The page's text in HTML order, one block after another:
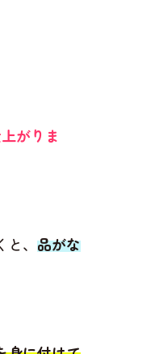
がりま
、 品がな